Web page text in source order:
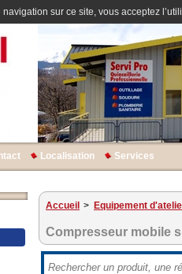
navigation sur ce site, vous acceptez
Localisation Services
Accueil > Equipement
Compresseur mobile